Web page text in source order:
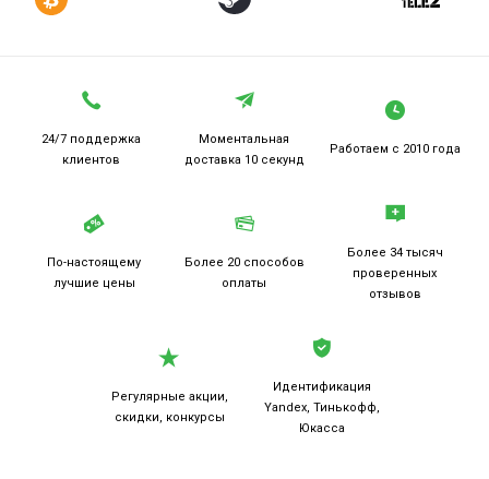
24/7 поддержка
клиентов
Моментальная
доставка 10 секунд
Работаем с 2010 года
По-настоящему
лучшие цены
Более 20 способов
оплаты
Более 34 тысяч
проверенных
отзывов
Регулярные акции,
скидки, конкурсы
Идентификация
Yandex, Тинькофф,
Юкасса